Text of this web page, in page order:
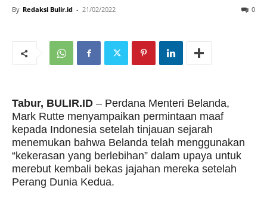
By Redaksi Bulir.id - 21/02/2022 0
Tabur, BULIR.ID – Perdana Menteri Belanda,
Mark Rutte menyampaikan permintaan maaf
kepada Indonesia setelah tinjauan sejarah
menemukan bahwa Belanda telah menggunakan
“kekerasan yang berlebihan” dalam upaya untuk
merebut kembali bekas jajahan mereka setelah
Perang Dunia Kedua.